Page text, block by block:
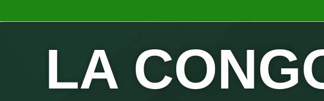
LA